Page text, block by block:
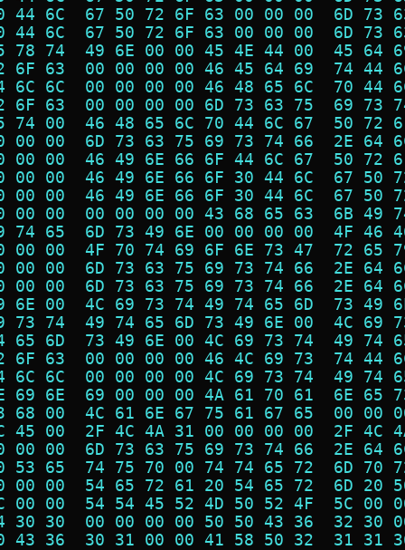
44 6C  67 50 72 6F 63 00 00 00  6D
44 6C  67 50 72 6F 63 00 00 00  6D
78 74  49 6E 00 00 45 4E 44 00  45
6F 63  00 00 00 00 46 45 64 69  74
6C 6C  00 00 00 00 46 48 65 6C  70
6F 63  00 00 00 00 6D 73 63 75  69
74 00  46 48 65 6C 70 44 6C 67  50
00 00  6D 73 63 75 69 73 74 66  2E
00 00  46 49 6E 66 6F 44 6C 67  50
00 00  46 49 6E 66 6F 30 44 6C  67
00 00  46 49 6E 66 6F 30 44 6C  67
00 00  00 00 00 00 43 68 65 63  6B
74 65  6D 73 49 6E 00 00 00 00  4F
00 00  4F 70 74 69 6F 6E 73 47  72
00 00  6D 73 63 75 69 73 74 66  2E
00 00  6D 73 63 75 69 73 74 66  2E
6E 00  4C 69 73 74 49 74 65 6D  73
73 74  49 74 65 6D 73 49 6E 00  4C
65 6D  73 49 6E 00 4C 69 73 74  49
6F 63  00 00 00 00 46 4C 69 73  74
6C 6C  00 00 00 00 4C 69 73 74  49
69 6E  69 00 00 00 4A 61 70 61  6E
68 00  4C 61 6E 67 75 61 67 65  00
45 00  2F 4C 4A 31 00 00 00 00  2F
00 00  6D 73 63 75 69 73 74 66  2E
53 65  74 75 70 00 74 74 65 72  6D
00 00  54 65 72 61 20 54 65 72  6D
00 00  54 54 45 52 4D 50 52 4F  5C
30 30  00 00 00 00 50 50 43 36  32
43 36  30 31 00 00 41 58 50 32  31